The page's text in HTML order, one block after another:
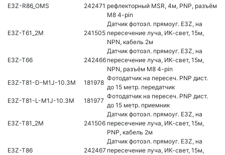
E3Z-R86_OMS 242471 рефлекторный MSR, 4м, PNP, разъём
M8 4-pin
E3Z-T61_2M 241505
Датчик фотоэл. прямоуг. E3Z, на
пересечение луча, ИК-свет, 15м,
NPN, кабель 2м
E3Z-T66 242466
Датчик фотоэл. прямоуг. E3Z, на
пересечение луча, ИК-свет, 15м,
NPN, разъём M8 4-pin
E3Z-T81-D-M1J-10.3M
181978
Фотодатчик на пересеч. PNP дист.
до 15 метр. передатчик
E3Z-T81-L-M1J-10.3M
181977
Фотодатчик на пересеч. PNP дист.
до 15 метр. приемник
E3Z-T81_2M 241506
Датчик фотоэл. прямоуг. E3Z, на
пересечение луча, ИК-свет, 15м,
PNP, кабель 2м
E3Z-T86 242467
Датчик фотоэл. прямоуг. E3Z, на
пересечение луча, ИК-свет, 15м,